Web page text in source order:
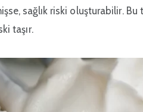
sağlık riski oluşturabilir.
taşır.